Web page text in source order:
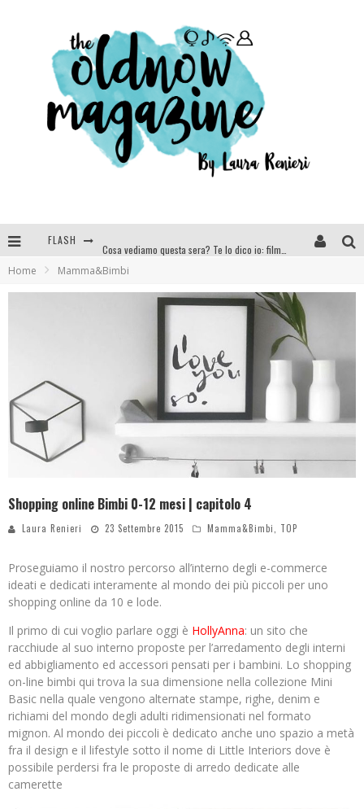
FLASH
SEE YOU AT 5 | Chanel
Anya Taylor-Joy, Jisoo e Willow Smith protagoniste della nuova campagna Dior Addict
Libri letti nel 2025: tutte le mie letture, recensioni e giudizi
Home Mamma&Bimbi
Shopping online Bimbi 0-12 mesi | capitolo 4
Laura Renieri 23 Settembre 2015 Mamma&Bimbi, TOP
Proseguiamo il nostro percorso all’interno degli e-commerce
ideati e dedicati interamente al mondo dei più piccoli per uno
shopping online da 10 e lode.
Il primo di cui voglio parlare oggi è HollyAnna: un sito che
racchiude al suo interno proposte per l’arredamento degli interni
ed abbigliamento ed accessori pensati per i bambini. Lo shopping
on-line bimbi qui trova la sua dimensione nella collezione Mini
Basic nella quale vengono alternate stampe, righe, denim e
richiami del mondo degli adulti ridimensionati nel formato
mignon. Al mondo dei piccoli è dedicato anche uno spazio a metà
fra il design e il lifestyle sotto il nome di Little Interiors dove è
possibile perdersi fra le proposte di arredo dedicate alle
camerette